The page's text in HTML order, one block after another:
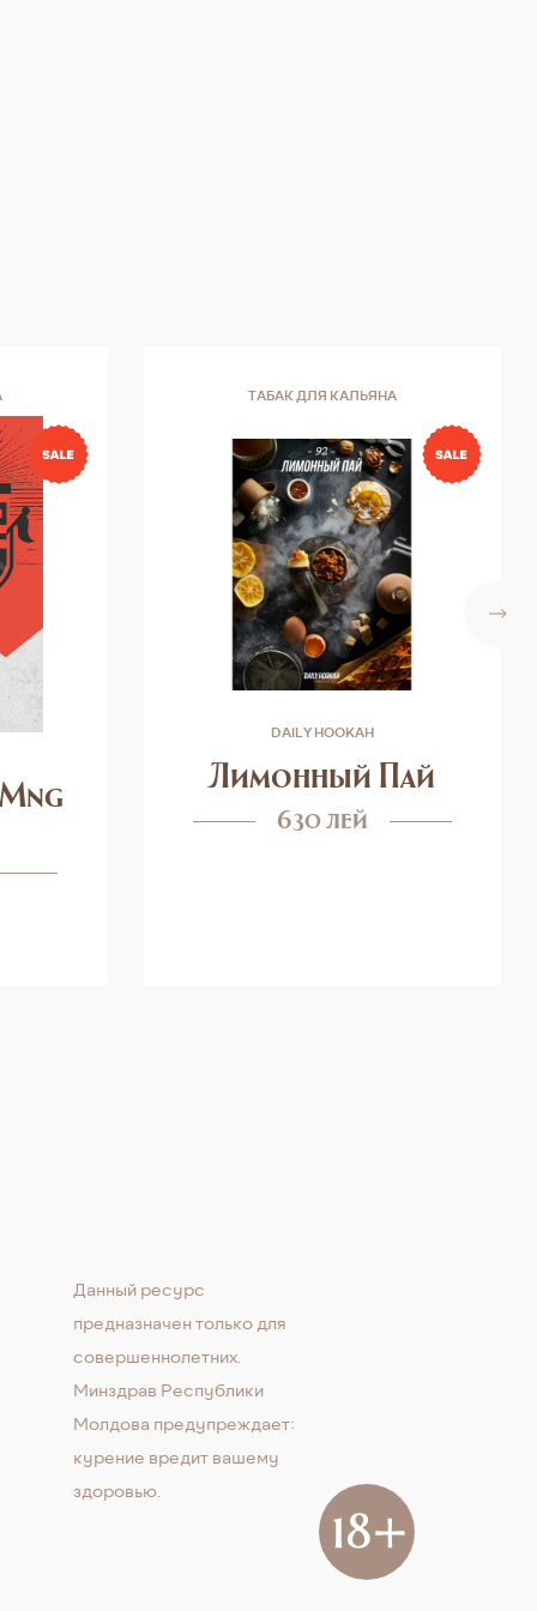
ТАБАК ДЛЯ КАЛЬЯНА
DAILY HOOKAH
Лимонный Пай
630 лей
Данный ресурс
предназначен только для
совершеннолетних.
Минздрав Республики
Молдова предупреждает:
курение вредит вашему
здоровью.